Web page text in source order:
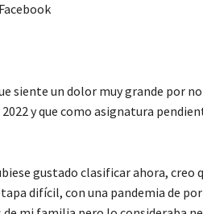
siente un dolor muy grande por
y que como asignatura
gustado clasificar ahora, creo
difícil, con una pandemia de